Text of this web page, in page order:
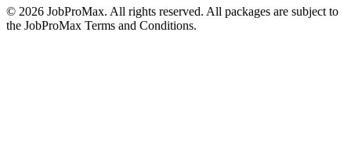
© 2026 JobProMax. All rights reserved. All packages are subject to
the JobProMax Terms and Conditions.